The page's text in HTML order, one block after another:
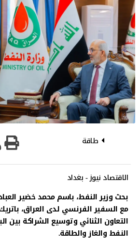
طاقة
الاقتصاد نيوز - بغداد
بحث وزير النفط، باسم محمد خضير
مع السفير الفرنسي لدى العراق،
التعاون الثنائي وتوسيع الشراكة بين
النفط والغاز والطاقة.